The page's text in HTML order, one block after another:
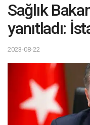
Sağlık
yanıtladı:
2023-08-22